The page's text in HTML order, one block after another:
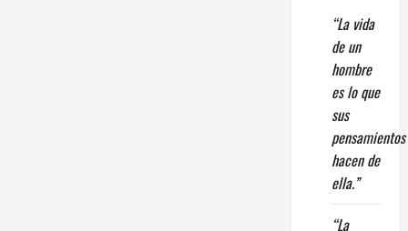
“La vida
de un
hombre
es lo que
sus
pensamientos
hacen de
ella.”
“La